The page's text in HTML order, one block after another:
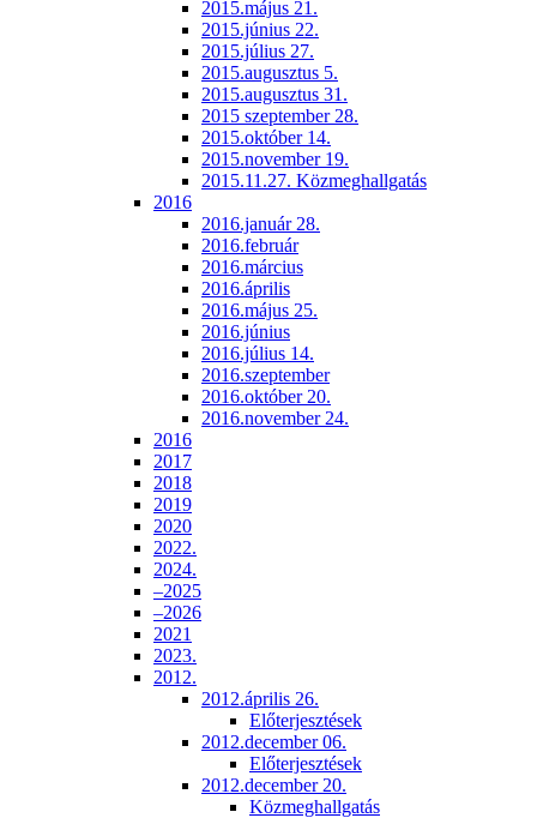
2015.május 21.
2015.június 22.
2015.július 27.
2015.augusztus 5.
2015.augusztus 31.
2015 szeptember 28.
2015.október 14.
2015.november 19.
2015.11.27. Közmeghallgatás
2016
2016.január 28.
2016.február
2016.március
2016.április
2016.május 25.
2016.június
2016.július 14.
2016.szeptember
2016.október 20.
2016.november 24.
2016
2017
2018
2019
2020
2022.
2024.
–2025
–2026
2021
2023.
2012.
2012.április 26.
Előterjesztések
2012.december 06.
Előterjesztések
2012.december 20.
Közmeghallgatás